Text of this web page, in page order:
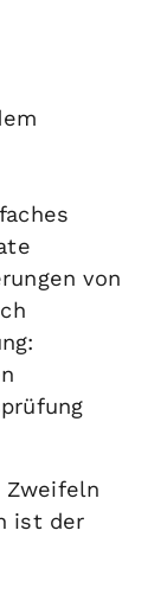
von
Zweifeln
ist der